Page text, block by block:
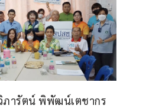
ภารัตน์ พิพัฒน์เตชากร